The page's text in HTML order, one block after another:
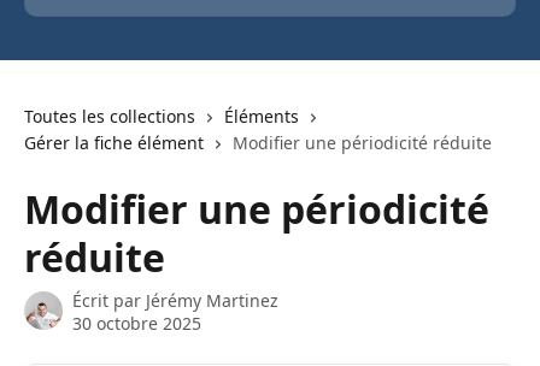
Toutes les collections
Éléments
Gérer la fiche élément
Modifier une périodicité réduite
Modifier une périodicité
réduite
Écrit par Jérémy Martinez
30 octobre 2025